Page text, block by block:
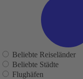
Beliebte Reiseländer
Beliebte Städte
Flughäfen